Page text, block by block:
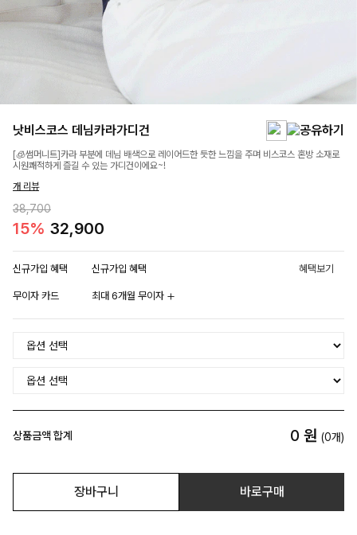
낫비스코스 데님카라가디건
[🧊썸머니트]카라 부분에 데님 배색으로 레이어드한 듯한 느낌을 주며 비스코스 혼방 소재로
시원쾌적하게 즐길 수 있는 가디건이에요~!
개 리뷰
38,700
15% 32,900
신규가입 혜택 신규가입 혜택 혜택보기
무이자 카드 최대 6개월 무이자
상품금액 합계 0 원 (0개)
장바구니 바로구매